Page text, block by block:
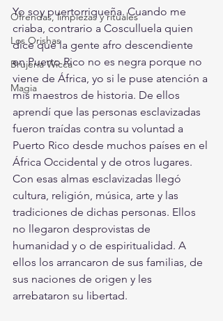
Ofrendas, limpiezas y rituales
Los Orishas
Brujería Wicca
Magia
Yo soy puertorriqueña. Cuando me
criaba, contrario a Cosculluela quien
dice que la gente afro descendiente
en Puerto Rico no es negra porque no
viene de África, yo si le puse atención a
mis maestros de historia. De ellos
aprendí que las personas esclavizadas
fueron traídas contra su voluntad a
Puerto Rico desde muchos países en el
África Occidental y de otros lugares.
Con esas almas esclavizadas llegó
cultura, religión, música, arte y las
tradiciones de dichas personas. Ellos
no llegaron desprovistas de
humanidad y o de espiritualidad. A
ellos los arrancaron de sus familias, de
sus naciones de origen y les
arrebataron su libertad.